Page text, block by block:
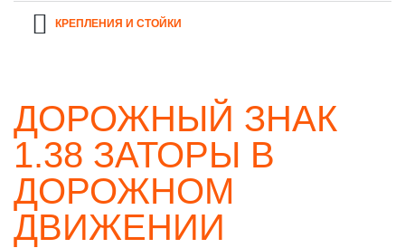
КРЕПЛЕНИЯ И СТОЙКИ
ДОРОЖНЫЙ ЗНАК
1.38 ЗАТОРЫ В
ДОРОЖНОМ
ДВИЖЕНИИ